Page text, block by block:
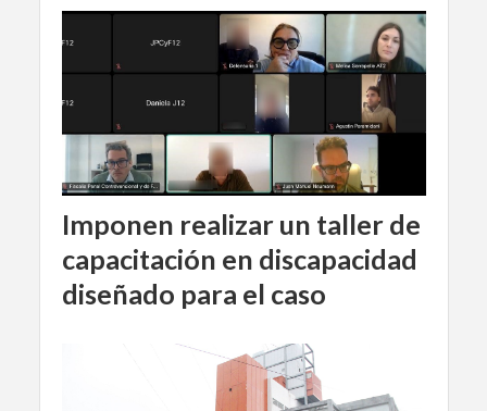
Imponen realizar un taller de
capacitación en discapacidad
diseñado para el caso